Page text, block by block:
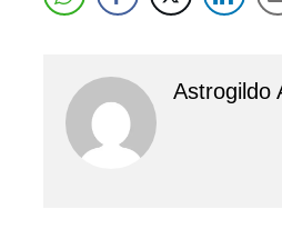
Astrogildo